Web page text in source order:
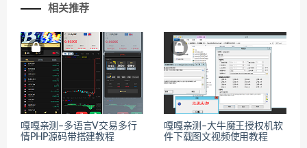
相关推荐
嘎嘎亲测–多语言V交易多行
情PHP源码带搭建教程
嘎嘎亲测–大牛魔王授权机软
件下载图文视频使用教程